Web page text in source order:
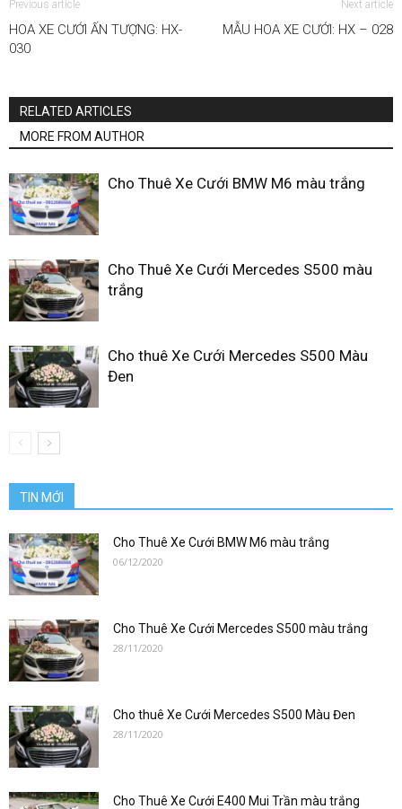
Previous article
HOA XE CƯỚI ẤN TƯỢNG: HX-
030
Next article
MẪU HOA XE CƯỚI: HX – 028
RELATED ARTICLES
MORE FROM AUTHOR
Cho Thuê Xe Cưới BMW M6 màu trắng
Cho Thuê Xe Cưới Mercedes S500 màu
trắng
Cho thuê Xe Cưới Mercedes S500 Màu
Đen
TIN MỚI
Cho Thuê Xe Cưới BMW M6 màu trắng
06/12/2020
Cho Thuê Xe Cưới Mercedes S500 màu trắng
28/11/2020
Cho thuê Xe Cưới Mercedes S500 Màu Đen
28/11/2020
Cho Thuê Xe Cưới E400 Mui Trần màu trắng